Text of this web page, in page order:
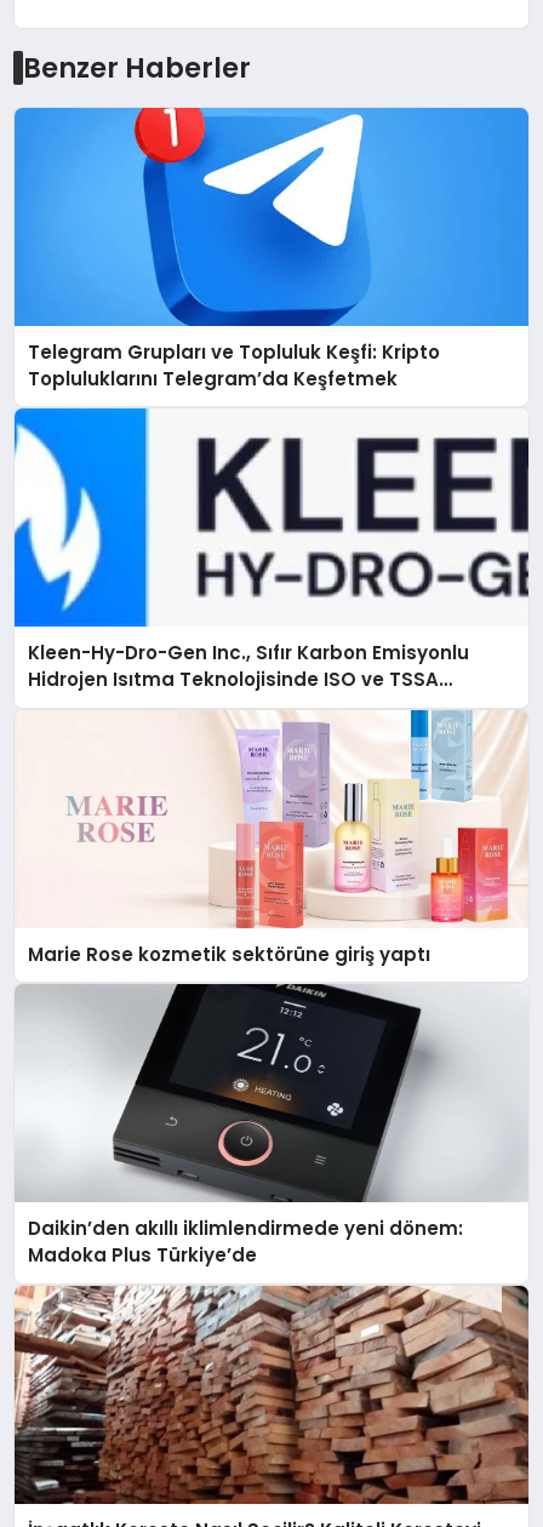
Benzer Haberler
Telegram Grupları ve Topluluk Keşfi: Kripto
Topluluklarını Telegram’da Keşfetmek
Kleen-Hy-Dro-Gen Inc., Sıfır Karbon Emisyonlu
Hidrojen Isıtma Teknolojisinde ISO ve TSSA
Düzenleyici Onaylarını Aldı
Marie Rose kozmetik sektörüne giriş yaptı
Daikin’den akıllı iklimlendirmede yeni dönem:
Madoka Plus Türkiye’de